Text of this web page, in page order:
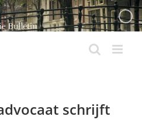
schrijft